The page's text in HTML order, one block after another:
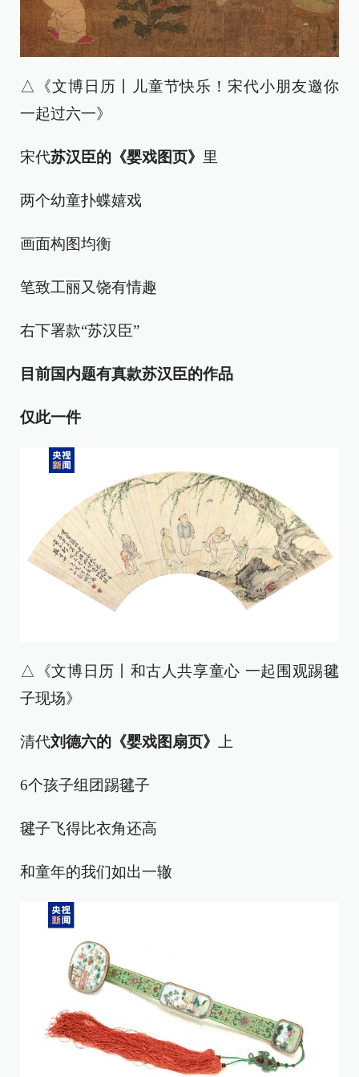
△《文博日历丨儿童节快乐！宋代小朋友邀你
一起过六一》
宋代苏汉臣的《婴戏图页》 里
两个幼童扑蝶嬉戏
画面构图均衡
笔致工丽又饶有情趣
右下署款“苏汉臣”
目前国内题有真款苏汉臣的作品
仅此一件
△《文博日历丨和古人共享童心 一起围观踢毽
子现场》
清代刘德六的《婴戏图扇页》 上
6个孩子组团踢毽子
毽子飞得比衣角还高
和童年的我们如出一辙